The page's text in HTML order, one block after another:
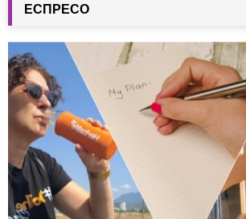
ЕСПРЕСО